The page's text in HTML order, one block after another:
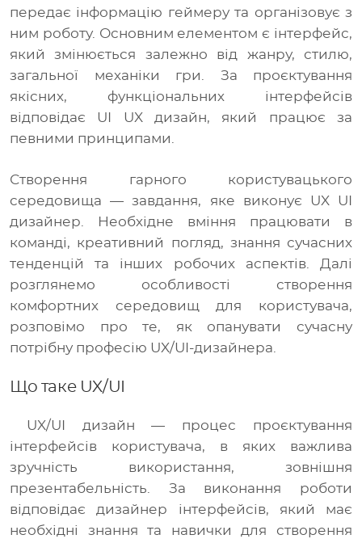
передає інформацію геймеру та організовує з
ним роботу. Основним елементом є інтерфейс,
який змінюється залежно від жанру, стилю,
загальної механіки гри. За проєктування
якісних, функціональних інтерфейсів
відповідає UI UX дизайн, який працює за
певними принципами.
Створення гарного користувацького
середовища — завдання, яке виконує UX UI
дизайнер. Необхідне вміння працювати в
команді, креативний погляд, знання сучасних
тенденцій та інших робочих аспектів. Далі
розглянемо особливості створення
комфортних середовищ для користувача,
розповімо про те, як опанувати сучасну
потрібну професію UX/UI-дизайнера.
Що таке UX/UI
UX/UI дизайн — процес проєктування
інтерфейсів користувача, в яких важлива
зручність використання, зовнішня
презентабельність. За виконання роботи
відповідає дизайнер інтерфейсів, який має
необхідні знання та навички для створення